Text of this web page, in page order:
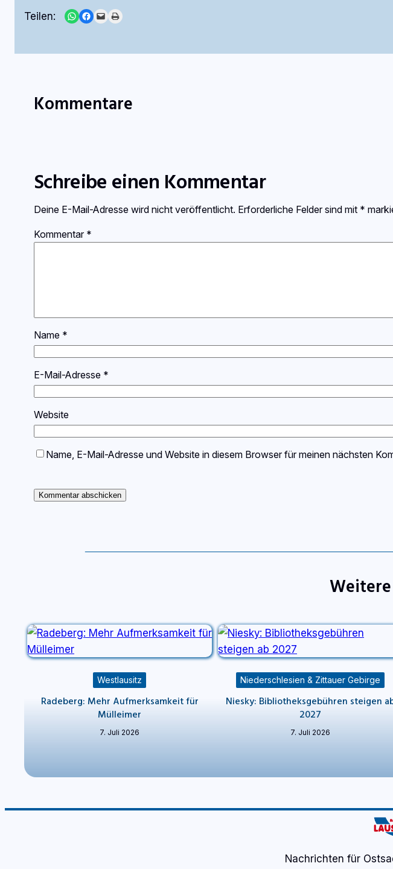
Teilen: Share on WhatsApp
Share on Facebook
Email this PagePrint this Page
Kommentare
Schreibe einen Kommentar
Deine E-Mail-Adresse wird nicht veröffentlicht. Erforderliche Felder sind mit *
Kommentar *
Name *
E-Mail-Adresse *
Website
Name, E-Mail-Adresse und Website in diesem Browser für meinen nächsten
Westlausitz
Radeberg: Mehr Aufmerksamkeit für
Mülleimer
7. Juli 2026
Niederschlesien & Zittauer Gebirge
Niesky: Bibliotheksgebühren steigen
2027
7. Juli 2026
Nachrichten für